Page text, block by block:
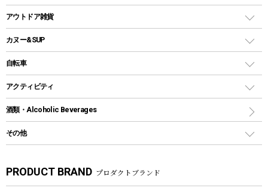
パラソル
テントアクセサリー
ペグ
グランドシート
ガイドロープ
ツール
鉄板、アミ
焚き火台&ストーブ
火起こし
バーベキューツール
クッカーセット
シェラカップ
クッキングツール
ナイフ
カトラリー
マグカップ、カップ
コップ付きタイプ
ワンタッチタイプ
プラスチックボトル
ディズニーボトル
クーラーバッグ
ウォータージャグ
保冷剤
アウトドアキャリー
アウトドア雑貨
バックパック&バッグ
リュック、バックパック
トートバッグ、サコッシュ
ショッピングキャリー
その他アウトドア雑貨
カヌー&SUP
インフレータブル
カヤック
パドル
ヘルメット
自転車
折りたたみ自転車
スポーツサイクル
シティサイクル
アクティビティ
マリン
ラッシュガード
酒類・Alcoholic Beverages
その他
湯たんぽ
PRODUCT BRAND プロダクトブランド